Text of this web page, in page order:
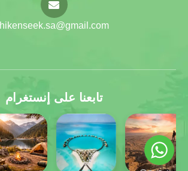
hikenseek.sa@gmail.com
تابعنا على إنستغرام